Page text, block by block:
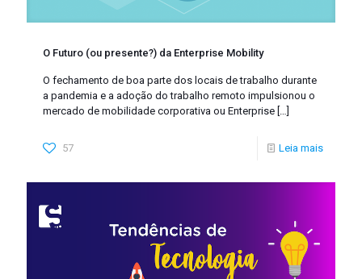
O Futuro (ou presente?) da Enterprise Mobility
O fechamento de boa parte dos locais de trabalho durante
a pandemia e a adoção do trabalho remoto impulsionou o
mercado de mobilidade corporativa ou Enterprise […]
57 Leia mais